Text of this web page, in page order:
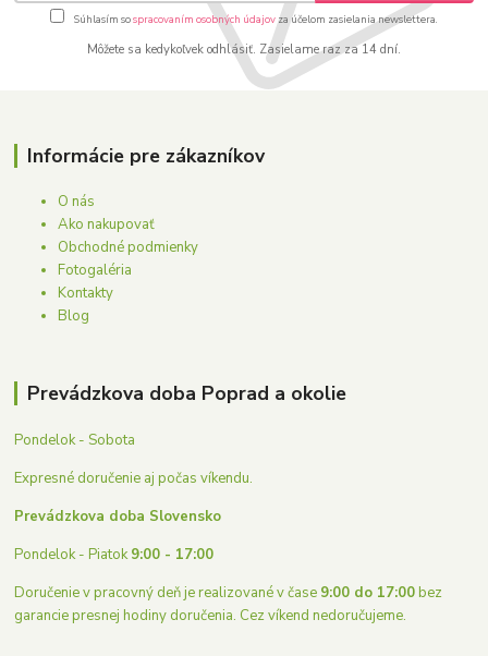
Súhlasím sospracovaním osobných údajovza účelom zasielania newslettera.
Môžete sa kedykoľvek odhlásiť. Zasielame raz za 14 dní.
Informácie pre zákazníkov
O nás
Ako nakupovať
Obchodné podmienky
Fotogaléria
Kontakty
Blog
Prevádzkova doba Poprad a okolie
Pondelok - Sobota
Expresné doručenie aj počas víkendu.
Prevádzkova doba Slovensko
Pondelok - Piatok9:00 - 17:00
Doručenie v pracovný deň je realizované v čase 9:00 do 17:00bez
garancie presnej hodiny doručenia. Cez víkend nedoručujeme.